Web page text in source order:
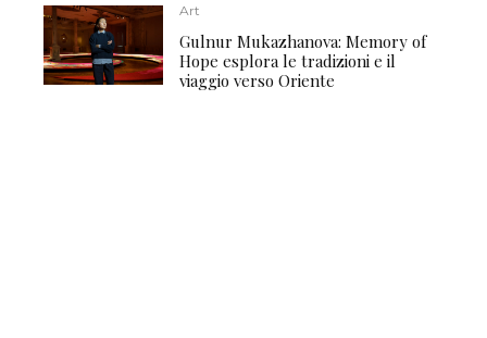
Art
Gulnur Mukazhanova: Memory of
Hope esplora le tradizioni e il
viaggio verso Oriente